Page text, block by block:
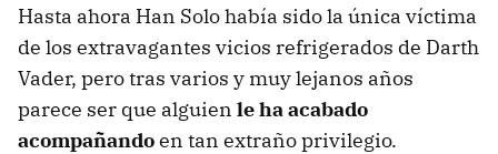
Hasta ahora Han Solo había sido la única víctima
de los extravagantes vicios refrigerados de Darth
Vader, pero tras varios y muy lejanos años
parece ser que alguien le ha acabado
acompañandoen tan extraño privilegio.